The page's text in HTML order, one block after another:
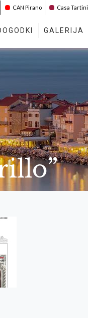
CAN Pirano Casa Tartini
GALERIJA